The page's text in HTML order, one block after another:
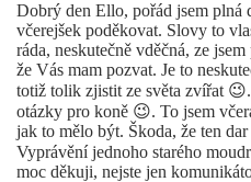
Dobrý den Ello, pořád jsem plná
včerejšek poděkovat. Slovy to
ráda, neskutečně vděčná, ze
že Vás mam pozvat. Je to
totiž tolik zjistit ze světa zvířat
otázky pro koně 😉. To jsem
jak to mělo být. Škoda, že ten
Vyprávění jednoho starého
moc děkuji, nejste jen